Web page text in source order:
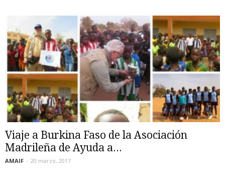
Viaje a Burkina Faso de la Asociación
Madrileña de Ayuda a...
AMAIF - 20 marzo, 2017